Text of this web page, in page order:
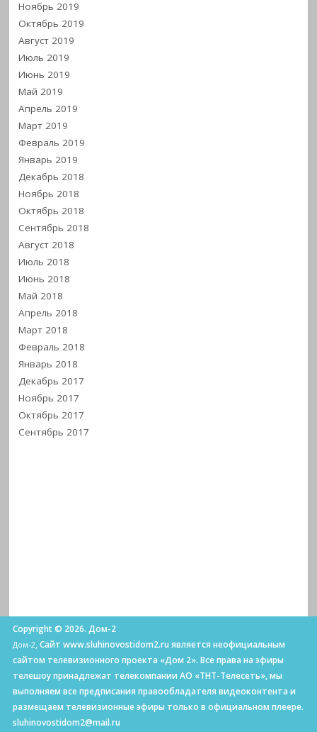
Ноябрь 2019
Октябрь 2019
Август 2019
Июль 2019
Июнь 2019
Май 2019
Апрель 2019
Март 2019
Февраль 2019
Январь 2019
Декабрь 2018
Ноябрь 2018
Октябрь 2018
Сентябрь 2018
Август 2018
Июль 2018
Июнь 2018
Май 2018
Апрель 2018
Март 2018
Февраль 2018
Январь 2018
Декабрь 2017
Ноябрь 2017
Октябрь 2017
Сентябрь 2017
Copyright © 2026. Дом-2
Дом-2, Сайт www.sluhinovostidom2.ru является неофициальным
сайтом телевизионного проекта «Дом 2». Все права на эфиры
телешоу принадлежат телекомпании АО «ТНТ-Телесеть», мы
выполняем все предписания правообладателя видеоконтента и
размещаем телевизионные эфиры только в официальном плеере.
sluhinovostidom2@mail.ru